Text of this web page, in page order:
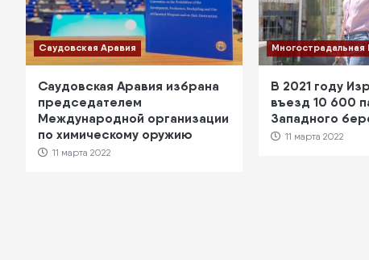
Саудовская Аравия
Саудовская Аравия избрана
председателем
Международной организации
по химическому оружию
11 марта 2022
Многострадальная
В 2021 году
въезд 10 600
Западного
11 марта 2022